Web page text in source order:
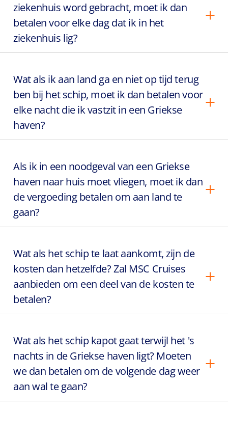
ziekenhuis word gebracht, moet ik dan
betalen voor elke dag dat ik in het
ziekenhuis lig?
Wat als ik aan land ga en niet op tijd terug
ben bij het schip, moet ik dan betalen voor
elke nacht die ik vastzit in een Griekse
haven?
Als ik in een noodgeval van een Griekse
haven naar huis moet vliegen, moet ik dan
de vergoeding betalen om aan land te
gaan?
Wat als het schip te laat aankomt, zijn de
kosten dan hetzelfde? Zal MSC Cruises
aanbieden om een deel van de kosten te
betalen?
Wat als het schip kapot gaat terwijl het 's
nachts in de Griekse haven ligt? Moeten
we dan betalen om de volgende dag weer
aan wal te gaan?